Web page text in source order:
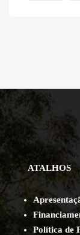
ATALHOS
Política de